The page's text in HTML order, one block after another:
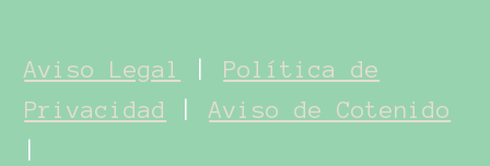
Aviso Legal
Política de
Privacidad
|Aviso de Cotenido